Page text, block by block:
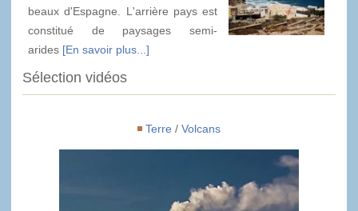
beaux d'Espagne. L'arrière pays est
constitué de paysages semi-
arides [En savoir plus...]
Sélection vidéos
Terre / Volcans